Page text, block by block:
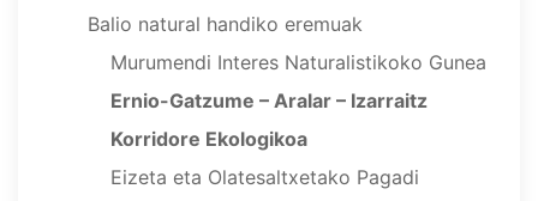
Balio natural handiko eremuak
Murumendi Interes Naturalistikoko Gunea
Ernio-Gatzume – Aralar – Izarraitz
Korridore Ekologikoa
Eizeta eta Olatesaltxetako Pagadi